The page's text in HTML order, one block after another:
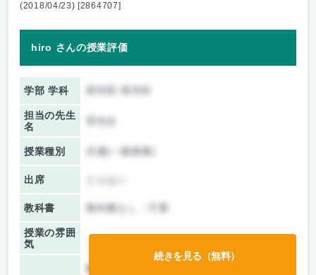
(2018/04/23) [2864707]
hiro さんの授業評価
学部 学科
担当の先生
名
授業種別 共通(一般教養)
出席
教科書 教科書なし・不要
授業の雰囲
気
前期/中間：
続きを見る（無料）